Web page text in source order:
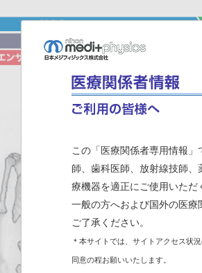
この「医療関係者専用情報
師、歯科医師、放射線技師
療機器を適正にご使用いただ
一般の方へおよび国外の医
ご了承ください。
＊本サイトでは、サイトアクセス状
同意の程お願いいたします。